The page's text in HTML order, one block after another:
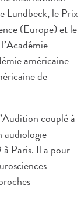
Lundbeck, le Prix
(Europe) et le
américaine
de
couplé à
audiologie
Paris. Il a pour